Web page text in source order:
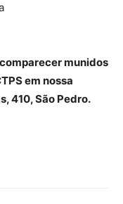
munidos
em nossa
410, São Pedro.